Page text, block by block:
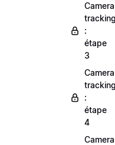
Camera
:
étape
3
Camera
:
étape
4
Camera